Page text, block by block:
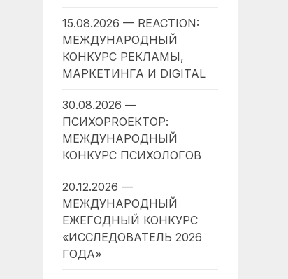
15.08.2026 — REACTION:
МЕЖДУНАРОДНЫЙ
КОНКУРС РЕКЛАМЫ,
МАРКЕТИНГА И DIGITAL
30.08.2026 —
ПСИХОPROЕКТОР:
МЕЖДУНАРОДНЫЙ
КОНКУРС ПСИХОЛОГОВ
20.12.2026 —
МЕЖДУНАРОДНЫЙ
ЕЖЕГОДНЫЙ КОНКУРС
«ИССЛЕДОВАТЕЛЬ 2026
ГОДА»